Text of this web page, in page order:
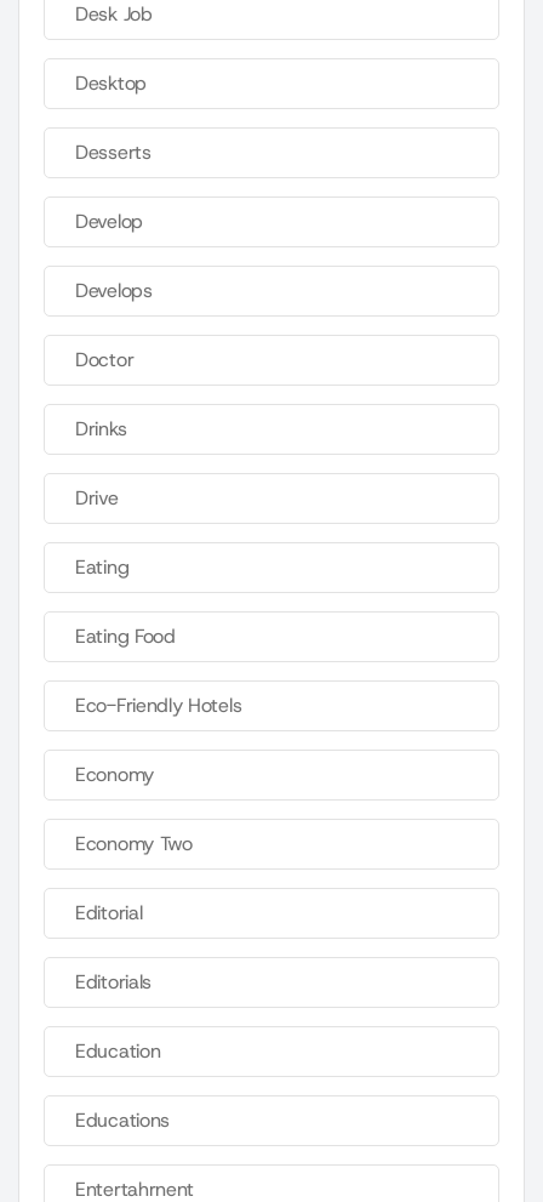
Desk Job
Desktop
Desserts
Develop
Develops
Doctor
Drinks
Drive
Eating
Eating Food
Eco-Friendly Hotels
Economy
Economy Two
Editorial
Editorials
Education
Educations
Entertahrnent